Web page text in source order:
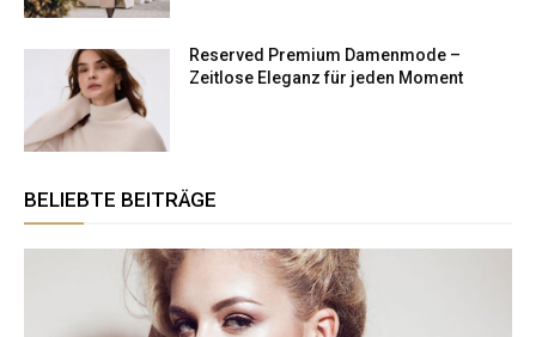
Reserved Premium Damenmode –
Zeitlose Eleganz für jeden Moment
BELIEBTE BEITRÄGE